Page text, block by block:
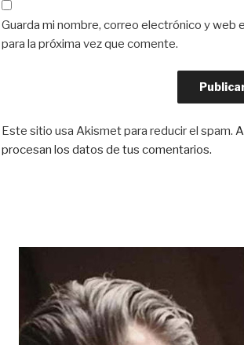
Guarda mi nombre, correo electrónico y web
para la próxima vez que comente.
Este sitio usa Akismet para reducir el spam.
procesan los datos de tus comentarios.